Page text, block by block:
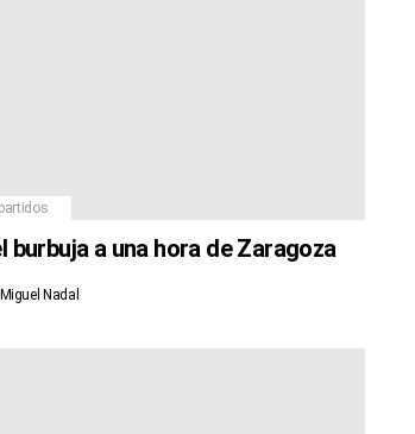
burbuja a una hora de Zaragoza
Miguel Nadal